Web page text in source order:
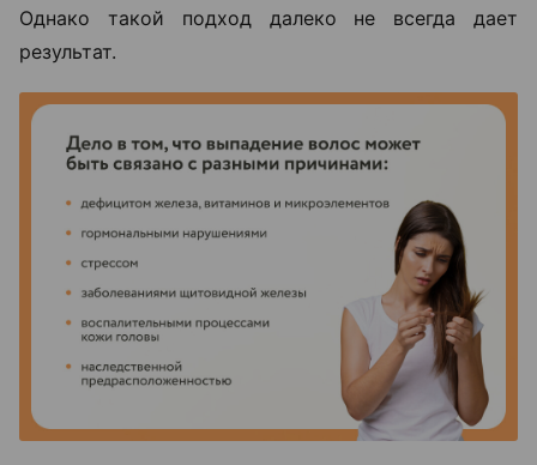
Однако такой подход далеко не всегда дает
результат.